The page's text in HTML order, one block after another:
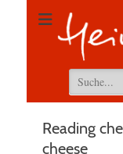
Suchen
nach:
Reading
cheese